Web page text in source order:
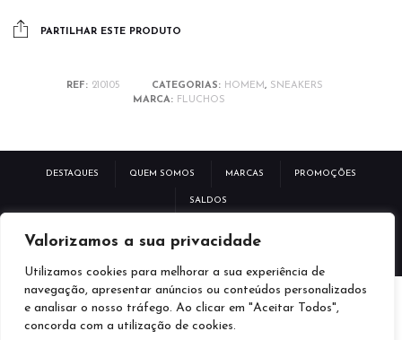
Valorizamos a sua privacidade
Utilizamos cookies para melhorar a sua experiência de
navegação, apresentar anúncios ou conteúdos personalizados
e analisar o nosso tráfego. Ao clicar em "Aceitar Todos",
concorda com a utilização de cookies.
PARTILHAR ESTE PRODUTO
REF: 210105 CATEGORIAS: HOMEM, SNEAKERS
MARCA: FLUCHOS
DESTAQUES QUEM SOMOS MARCAS PROMOÇÕES
SALDOS
FACEBOOK TWITTER